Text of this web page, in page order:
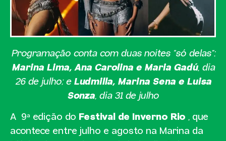
Programação conta com duas noites “só delas”:
Marina Lima, Ana Carolina e Maria Gadú, dia
26 de julho; e Ludmilla, Marina Sena e Luisa
Sonza, dia 31 de julho
A 9ª edição do Festival de Inverno Rio , que
acontece entre julho e agosto na Marina da